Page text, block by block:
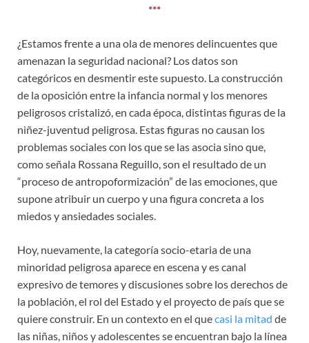
***
¿Estamos frente a una ola de menores delincuentes que
amenazan la seguridad nacional? Los datos son
categóricos en desmentir este supuesto. La construcción
de la oposición entre la infancia normal y los menores
peligrosos cristalizó, en cada época, distintas figuras de la
niñez-juventud peligrosa. Estas figuras no causan los
problemas sociales con los que se las asocia sino que,
como señala Rossana Reguillo, son el resultado de un
“proceso de antropoformización” de las emociones, que
supone atribuir un cuerpo y una figura concreta a los
miedos y ansiedades sociales.
Hoy, nuevamente, la categoría socio-etaria de una
minoridad peligrosa aparece en escena y es canal
expresivo de temores y discusiones sobre los derechos de
la población, el rol del Estado y el proyecto de país que se
quiere construir. En un contexto en el quecasi la mitad de
las niñas, niños y adolescentes se encuentran bajo la línea